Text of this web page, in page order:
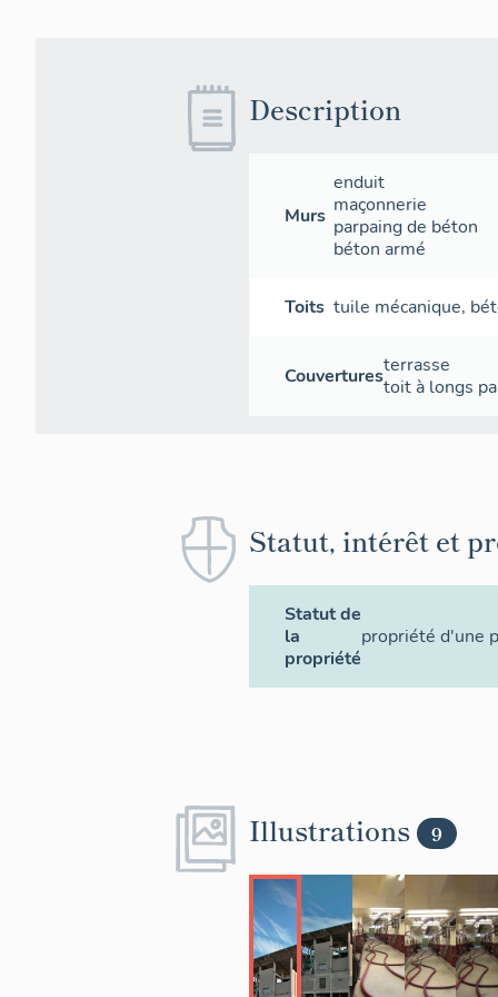
Description
Murs
enduit
maçonnerie
parpaing de béton
béton armé
Toits tuile mécanique,
Couverturesterrasse
toit à longs
Statut, intérêt et
Statut de
la
propriété
propriété d'une
Illustrations 9